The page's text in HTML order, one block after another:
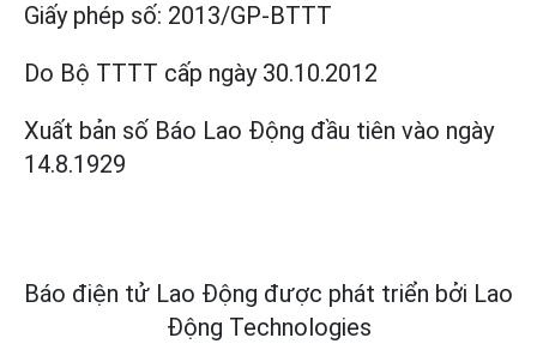
Giấy phép số: 2013/GP-BTTT
Do Bộ TTTT cấp ngày 30.10.2012
Xuất bản số Báo Lao Động đầu tiên vào ngày
14.8.1929
Báo điện tử Lao Động được phát triển bởi Lao
Động Technologies